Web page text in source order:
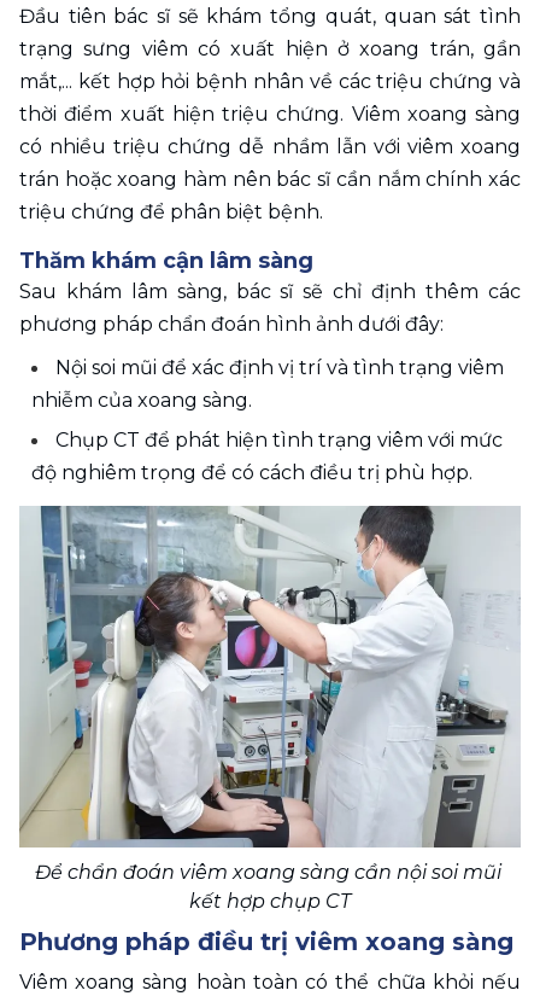
Đầu tiên bác sĩ sẽ khám tổng quát, quan sát tình
trạng sưng viêm có xuất hiện ở xoang trán, gần
mắt,... kết hợp hỏi bệnh nhân về các triệu chứng và
thời điểm xuất hiện triệu chứng. Viêm xoang sàng
có nhiều triệu chứng dễ nhầm lẫn với viêm xoang
trán hoặc xoang hàm nên bác sĩ cần nắm chính xác
triệu chứng để phân biệt bệnh.
Thăm khám cận lâm sàng
Sau khám lâm sàng, bác sĩ sẽ chỉ định thêm các
phương pháp chẩn đoán hình ảnh dưới đây:
Nội soi mũi để xác định vị trí và tình trạng viêm
nhiễm của xoang sàng.
Chụp CT để phát hiện tình trạng viêm với mức
độ nghiêm trọng để có cách điều trị phù hợp.
Để chẩn đoán viêm xoang sàng cần nội soi mũi
kết hợp chụp CT
Phương pháp điều trị viêm xoang sàng
Viêm xoang sàng hoàn toàn có thể chữa khỏi nếu